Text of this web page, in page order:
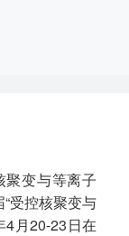
聚变与等离子
受控核聚变与
4月20-23日在